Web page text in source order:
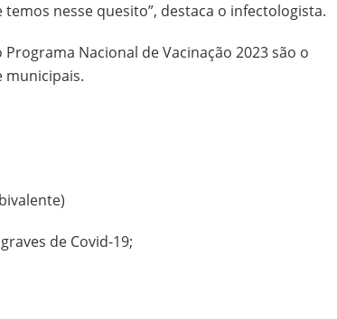
nesse quesito”, destaca o infectologista.
Nacional de Vacinação 2023 são o
municipais.
de Covid-19;